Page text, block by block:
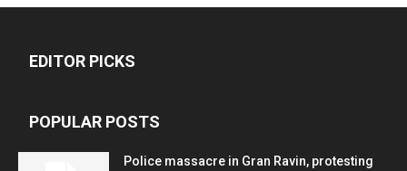
EDITOR PICKS
POPULAR POSTS
Police massacre in Gran Ravin, protesting